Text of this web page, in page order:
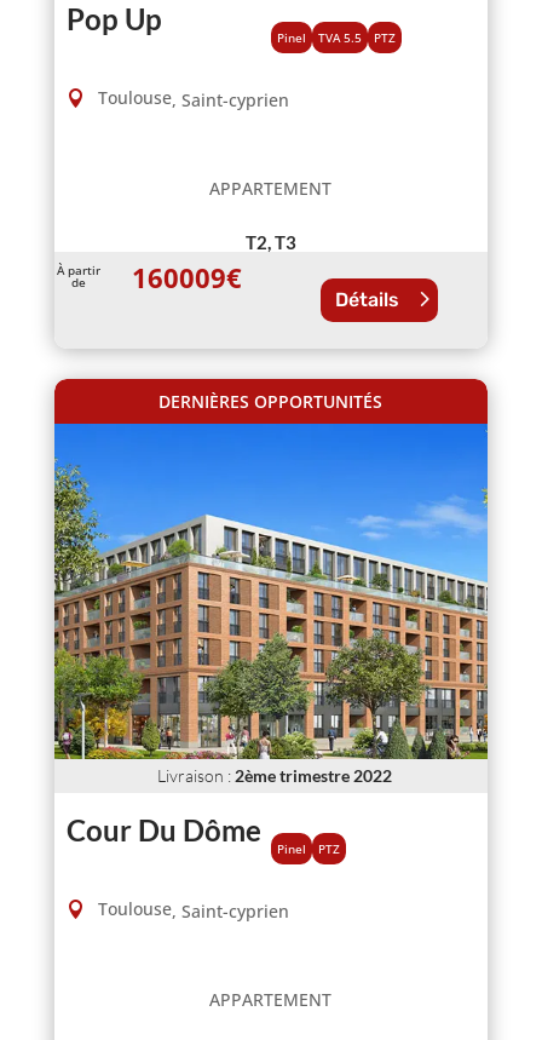
Pop Up
Pinel TVA 5.5 PTZ
Toulouse, Saint-cyprien
APPARTEMENT
T2, T3
À partir
de 160009€
Détails
DERNIÈRES OPPORTUNITÉS
Livraison : 2ème trimestre 2022
Cour Du Dôme
Pinel PTZ
Toulouse, Saint-cyprien
APPARTEMENT